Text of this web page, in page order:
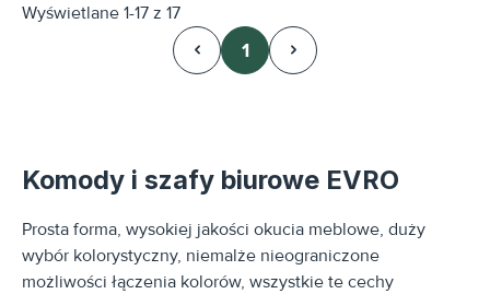
Wyświetlane 1-17 z 17
Strona
1
Komody i szafy biurowe EVRO
Prosta forma, wysokiej jakości okucia meblowe, duży
wybór kolorystyczny, niemalże nieograniczone
możliwości łączenia kolorów, wszystkie te cechy